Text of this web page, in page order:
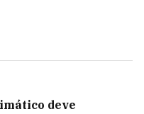
deve